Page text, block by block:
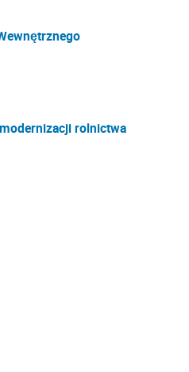
rolnictwa